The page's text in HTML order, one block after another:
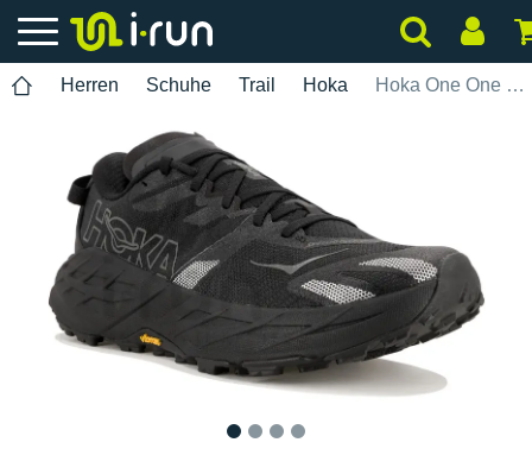
Herren Schuhe Trail Hoka Hoka One One Speedgoat 7 Herren